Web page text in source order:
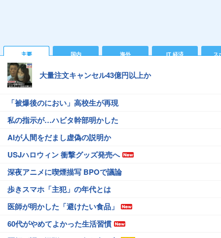
主要 国内 海外 IT 経済 ス
大量注文キャンセル43億円以上か
「被爆後のにおい」高校生が再現
私の指示が…ハビタ幹部明かした
AIが人間をだまし虚偽の説明か
USJハロウィン 衝撃グッズ発売へ
深夜アニメに喫煙描写 BPOで議論
歩きスマホ「主犯」の年代とは
医師が明かした「避けたい食品」
60代がやめてよかった生活習慣